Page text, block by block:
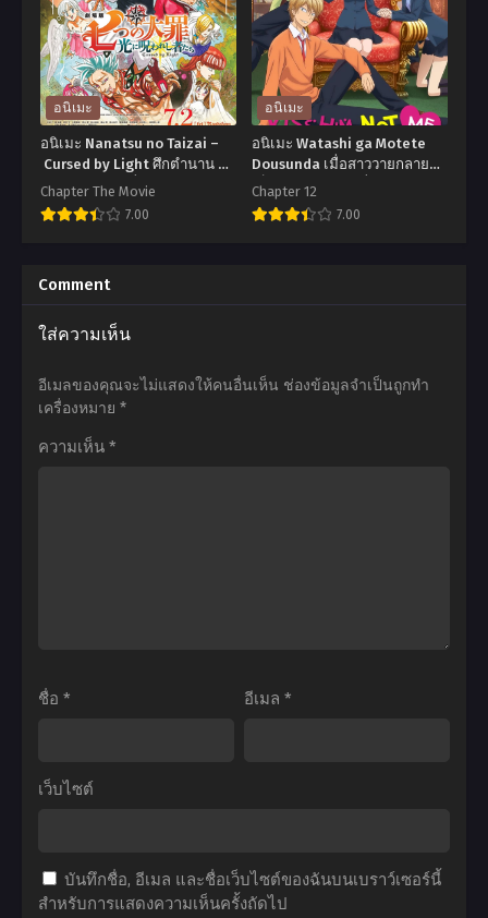
Sword
of
the
Wizard
King
แบ
ล็ค
โคล
ดาบ
แห่ง
จักรพรรดิ
เดอะ
วี่
Kanojo
จะ
คน
ไหน
ก็
แฟน
สาว
ภาค
ที่1-
ไทย
อนิเมะ
อนิเมะ Nanatsu no Taizai –
Cursed by Light ศึกตํานาน 7
อัศวิน เดอะมูฟวี่ สาปแห่งแสง
Chapter The Movie
7.00
นิ
เมะ
Nanatsu
Taizai –
by
วี่
แสง
อนิเมะ
อนิเมะ Watashi ga Motete
Dousunda เมื่อสาววายกลาย
เป็นสาวฮอต ตอนที่1-12 ซับไทย
Chapter 12
7.00
เมะ
ga
ที่1-
Comment
ใส่ความเห็น
อีเมลของคุณจะไม่แสดงให้คนอื่นเห็น ช่องข้อมูลจำเป็นถูกทำ
เครื่องหมาย *
ความเห็น *
ชื่อ * อีเมล *
เว็บไซต์
บันทึกชื่อ, อีเมล และชื่อเว็บไซต์ของฉันบนเบราว์เซอร์นี้
สำหรับการแสดงความเห็นครั้งถัดไป